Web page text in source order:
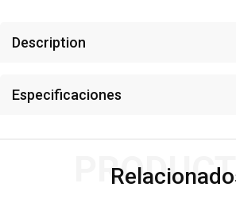
Description
Especificaciones